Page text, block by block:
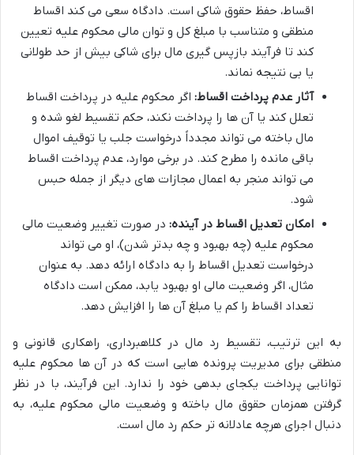
اقساط، حفظ حقوق شاکی است. دادگاه سعی می کند اقساط
منطقی و متناسب با مبلغ کل و توان مالی محکوم علیه تعیین
کند تا فرآیند بازپس گیری مال برای شاکی بیش از حد طولانی
یا بی نتیجه نماند.
آثار عدم پرداخت اقساط: اگر محکوم علیه در پرداخت اقساط
تعلل کند یا آن ها را پرداخت نکند، حکم تقسیط لغو شده و
مال باخته می تواند مجدداً درخواست جلب یا توقیف اموال
باقی مانده را مطرح کند. در برخی موارد، عدم پرداخت اقساط
می تواند منجر به اعمال مجازات های دیگر از جمله حبس
شود.
امکان تعدیل اقساط در آینده: در صورت تغییر وضعیت مالی
محکوم علیه (چه بهبود و چه بدتر شدن)، او می تواند
درخواست تعدیل اقساط را به دادگاه ارائه دهد. به عنوان
مثال، اگر وضعیت مالی او بهبود یابد، ممکن است دادگاه
تعداد اقساط را کم یا مبلغ آن ها را افزایش دهد.
به این ترتیب، تقسیط رد مال در کلاهبرداری، راهکاری قانونی و
منطقی برای مدیریت پرونده هایی است که در آن ها محکوم علیه
توانایی پرداخت یکجای بدهی خود را ندارد. این فرآیند، با در نظر
گرفتن همزمان حقوق مال باخته و وضعیت مالی محکوم علیه، به
دنبال اجرای هرچه عادلانه تر حکم رد مال است.